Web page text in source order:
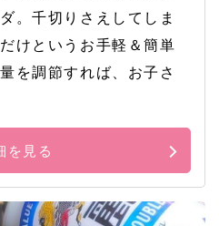
。千切りさえしてしま
けというお手軽＆簡単
を調節すれば、お子さ
を見る